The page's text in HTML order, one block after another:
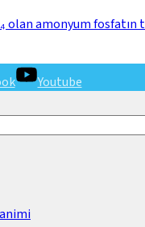
amonyum
Youtube